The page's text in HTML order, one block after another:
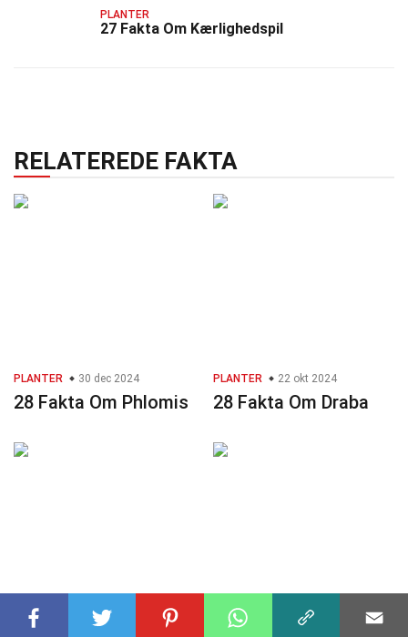
PLANTER
27 Fakta Om Kærlighedspil
RELATEREDE FAKTA
PLANTER 30 dec 2024
28 Fakta Om Phlomis
PLANTER 22 okt 2024
28 Fakta Om Draba
PLANTER 16 okt 2024 PLANTER 12 dec 2024